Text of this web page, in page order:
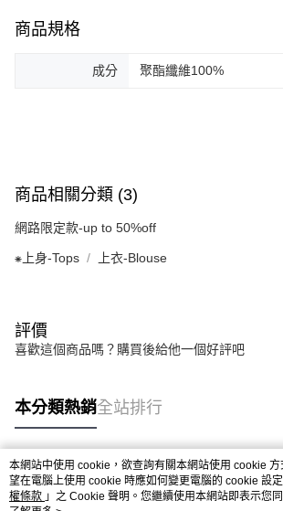
商品規格
成分 聚酯纖維100%
商品相關分類 (3)
網路限定款-up to 50%off
⁕上身-Tops 上衣-Blouse
評價
喜歡這個商品嗎？購買後給他一個好評吧
本分類熱銷全站排行
熱門標籤
本網站中使用 cookie，欲查詢有關本網站使用 cookie
望在電腦上使用 cookie 時應如何變更電腦的 cookie 設
權條款 」之 Cookie 聲明。您繼續使用本網站即表示您